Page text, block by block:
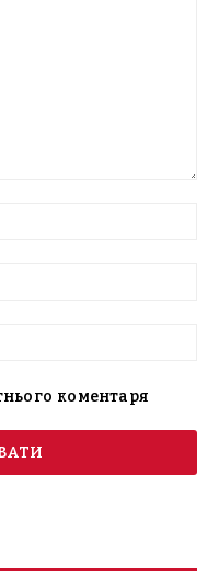
коментаря